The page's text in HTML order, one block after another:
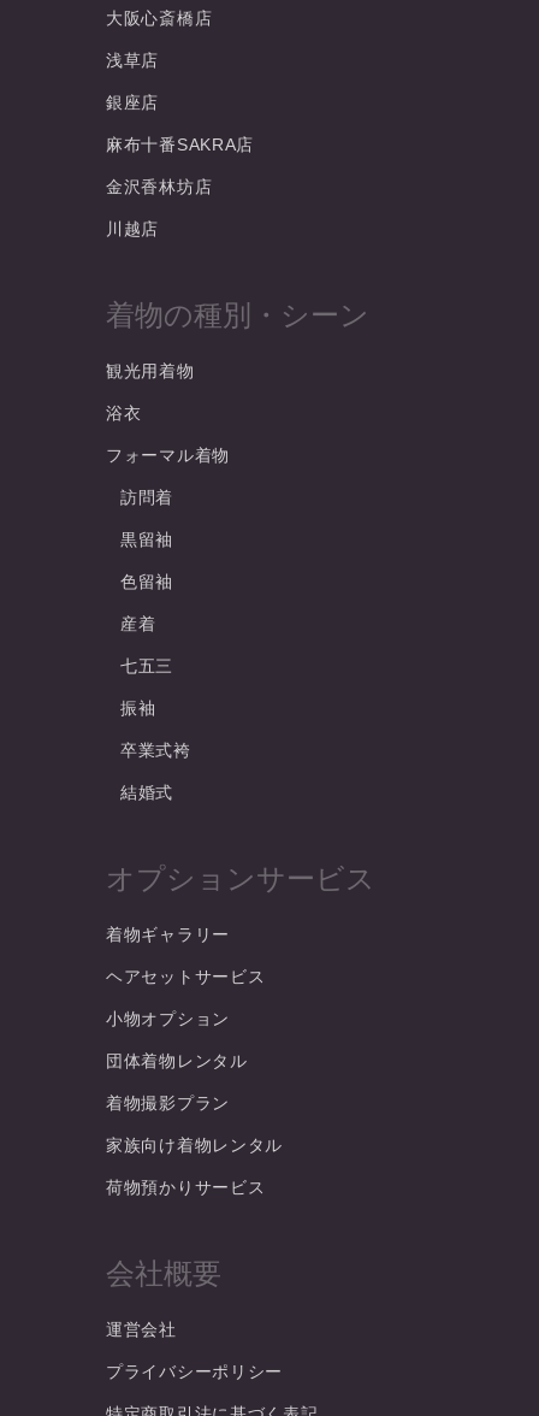
大阪心斎橋店
浅草店
銀座店
麻布十番SAKRA店
金沢香林坊店
川越店
着物の種別・シーン
観光用着物
浴衣
フォーマル着物
訪問着
黒留袖
色留袖
産着
七五三
振袖
卒業式袴
結婚式
オプションサービス
着物ギャラリー
ヘアセットサービス
小物オプション
団体着物レンタル
着物撮影プラン
家族向け着物レンタル
荷物預かりサービス
会社概要
運営会社
プライバシーポリシー